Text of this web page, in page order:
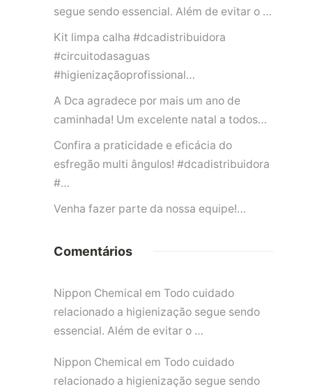
segue sendo essencial. Além de evitar o …
Kit limpa calha #dcadistribuidora
#circuitodasaguas
#higienizaçãoprofissional…
A Dca agradece por mais um ano de
caminhada! Um excelente natal a todos…
Confira a praticidade e eficácia do
esfregão multi ângulos! #dcadistribuidora
#…
Venha fazer parte da nossa equipe!…
Comentários
Nippon Chemical em Todo cuidado
relacionado a higienização segue sendo
essencial. Além de evitar o …
Nippon Chemical em Todo cuidado
relacionado a higienização segue sendo